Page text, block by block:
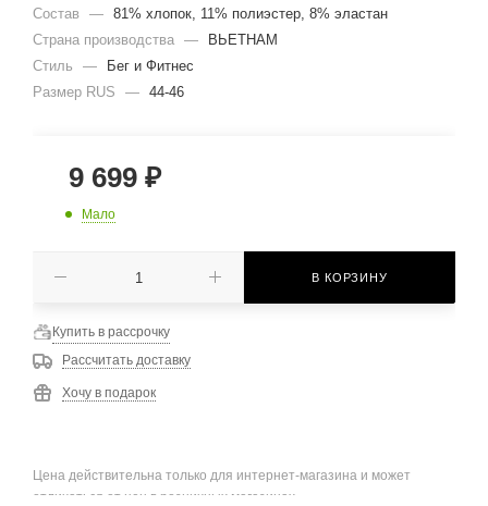
Состав
— 81% хлопок, 11% полиэстер, 8% эластан
Страна производства —
ВЬЕТНАМ
Стиль
—
Бег и Фитнес
Размер RUS
— 44-46
9 699 ₽
Мало
В КОРЗИНУ
Купить в рассрочку
Рассчитать доставку
Хочу в подарок
Цена действительна только для интернет-магазина и может
отличаться от цен в розничных магазинах